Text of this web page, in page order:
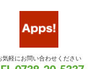
気軽にお問い合わせください